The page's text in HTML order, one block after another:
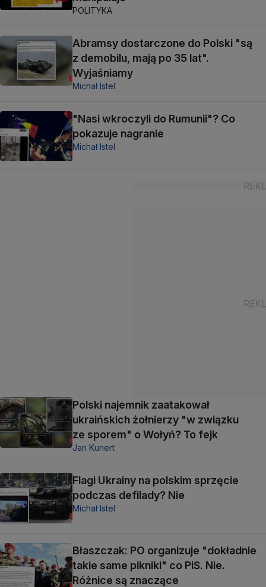
POLITYKA
Abramsy dostarczone do Polski "są
z demobilu, mają po 35 lat".
Wyjaśniamy
Michał Istel
"Nasi wkroczyli do Rumunii"? Co
pokazuje nagranie
Michał Istel
Polski najemnik zaatakował
ukraińskich żołnierzy "w związku
ze sporem" o Wołyń? To fejk
Jan Kunert
Flagi Ukrainy na polskim sprzęcie
podczas defilady? Nie
Michał Istel
Błaszczak: PO organizuje "dokładnie
takie same pikniki" co PiS. Nie.
Różnice są znaczące